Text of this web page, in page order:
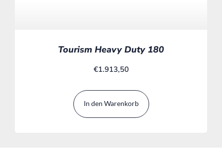
Tourism Heavy Duty 180
€1.913,50
In den Warenkorb